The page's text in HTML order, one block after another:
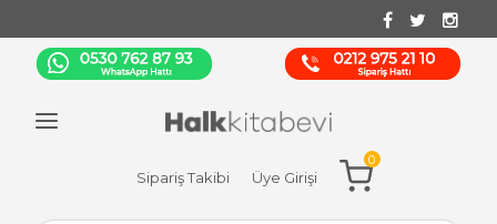
Sipariş Takibi Üye Girişi
0